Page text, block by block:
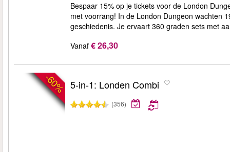
Bespaar 15% op je tickets voor de London
met voorrang! In de London Dungeon wachten
geschiedenis. Je ervaart 360 graden sets met
Vanaf € 26,30
-60% 5-in-1: Londen Combi
(356)